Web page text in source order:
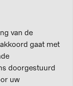
van de
gaat met
doorgestuurd
uw